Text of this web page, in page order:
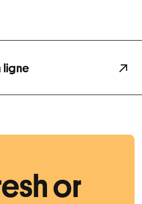
ligne
or